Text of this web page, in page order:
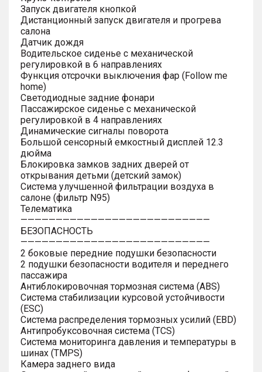
Запуск двигателя кнопкой
Дистанционный запуск двигателя и прогрева
салона
Датчик дождя
Водительское сиденье с механической
регулировкой в 6 направлениях
Функция отсрочки выключения фар (Follow me
home)
Светодиодные задние фонари
Пассажирское сиденье с механической
регулировкой в 4 направлениях
Динамические сигналы поворота
Большой сенсорный емкостный дисплей 12.3
дюйма
Блокировка замков задних дверей от
открывания детьми (детский замок)
Система улучшенной фильтрации воздуха в
салоне (фильтр N95)
Телематика
———————————————————————————
БЕЗОПАСНОСТЬ
———————————————————————————
2 боковые передние подушки безопасности
2 подушки безопасности водителя и переднего
пассажира
Антиблокировочная тормозная система (ABS)
Система стабилизации курсовой устойчивости
(ESC)
Система распределения тормозных усилий (EBD)
Антипробуксовочная система (TCS)
Система мониторинга давления и температуры в
шинах (TMPS)
Камера заднего вида